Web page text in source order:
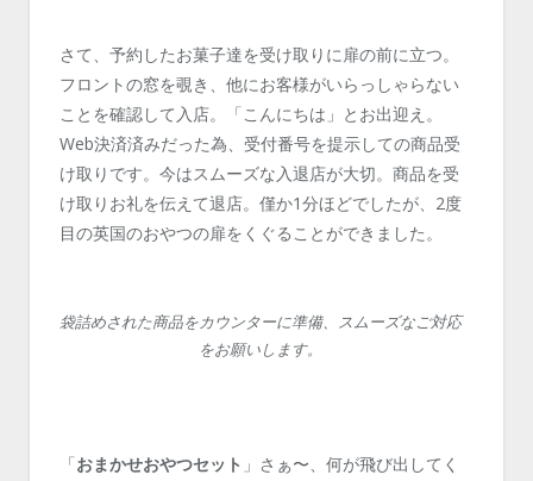
さて、予約したお菓子達を受け取りに扉の前に立つ。
フロントの窓を覗き、他にお客様がいらっしゃらない
ことを確認して入店。「こんにちは」とお出迎え。
Web決済済みだった為、受付番号を提示しての商品受
け取りです。今はスムーズな入退店が大切。商品を受
け取りお礼を伝えて退店。僅か1分ほどでしたが、2度
目の英国のおやつの扉をくぐることができました。
袋詰めされた商品をカウンターに準備、スムーズなご対応
をお願いします。
「おまかせおやつセット 」さぁ〜、何が飛び出してく